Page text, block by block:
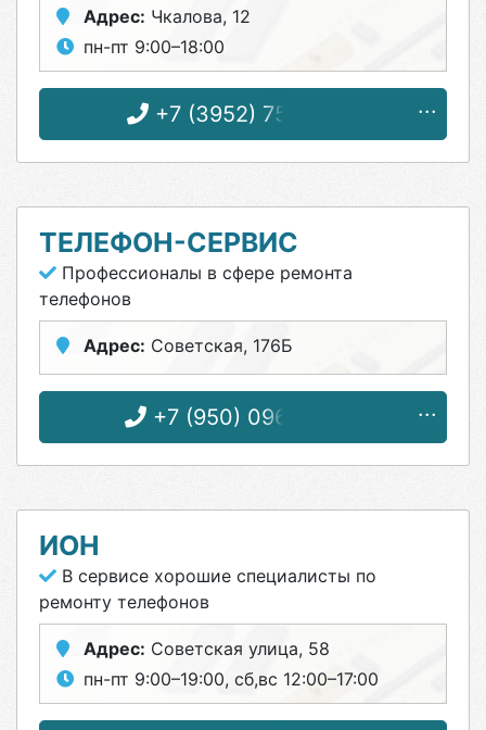
Адрес: Чкалова, 12
пн-пт 9:00–18:00
+7 (3952) 75-30-77
ТЕЛЕФОН-СЕРВИС
Профессионалы в сфере ремонта
телефонов
Адрес: Советская, 176Б
+7 (950) 096-66-33
ИОН
В сервисе хорошие специалисты по
ремонту телефонов
Адрес: Советская улица, 58
пн-пт 9:00–19:00, сб,вс 12:00–17:00